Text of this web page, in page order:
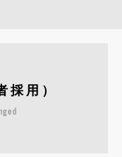
採用）